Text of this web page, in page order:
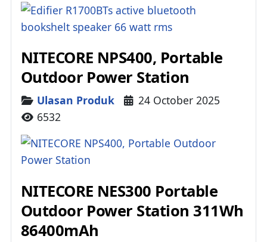
NITECORE NPS400, Portable
Outdoor Power Station
Details
Ulasan Produk
24 October 2025
6532
NITECORE NES300 Portable
Outdoor Power Station 311Wh
86400mAh